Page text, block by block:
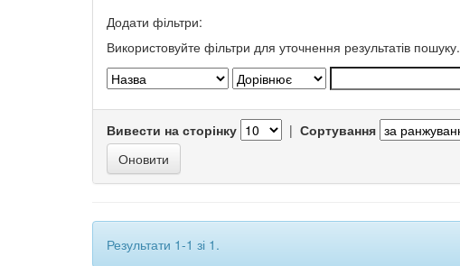
Додати фільтри:
Використовуйте фільтри для уточнення результатів пошуку.
Вивести на сторінку | Сортування
Результати 1-1 зі 1.